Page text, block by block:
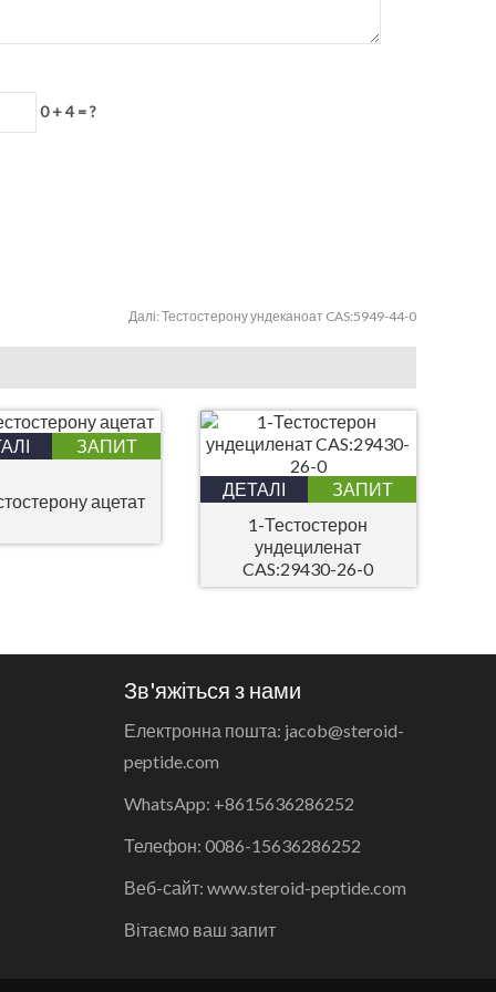
0 + 4 = ?
Далі: Тестостерону ундеканоат CAS:5949-44-0
ЗАПИТ
ацетат
ДЕТАЛІ
ЗАПИТ
1-Тестостерон
ундециленат
CAS:29430-26-0
Зв'яжіться з нами
Електронна пошта: jacob@steroid-
peptide.com
WhatsApp: +8615636286252
Телефон: 0086-15636286252
Веб-сайт: www.steroid-peptide.com
Вітаємо ваш запит